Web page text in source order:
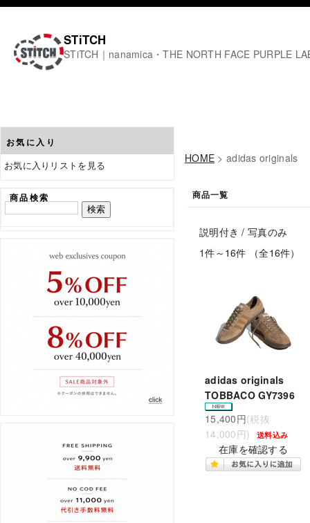
STiTCH
STiTCH｜nanamica・THE NORTH FACE PURPLE
お気に入り
お気に入りリストを見る
商品検索
HOME > adidas originals
商品一覧
説明付き / 写真のみ
1件～16件 （全16件）
adidas originals
TOBBACO GY7396
15,400円(税抜
14,000円)
送料込み
在庫を確認する